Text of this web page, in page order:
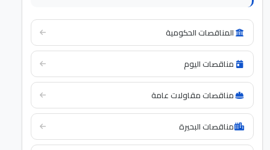
المناقصات الحكومية
مناقصات اليوم
مناقصات مقاولات عامة
مناقصات البحيرة